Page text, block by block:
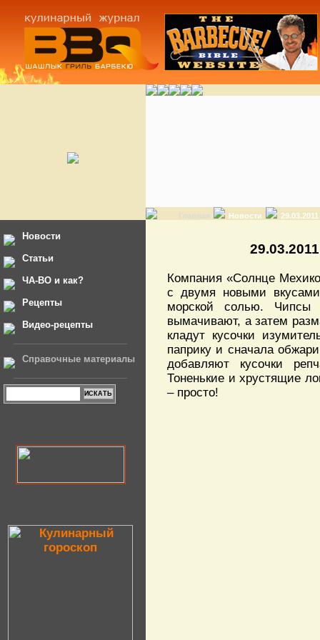
Главная Новости
Новости
Статьи
ЧА-ВО и как?
Рецепты
Видео-рецепты
Справочные материалы
Компания «Солнце
с двумя новыми
морской солью. Чипсы
вымачивают, а затем
кладут кусочки
паприку и сначала
добавляют кусочки
Тоненькие и хрустящие
– просто!